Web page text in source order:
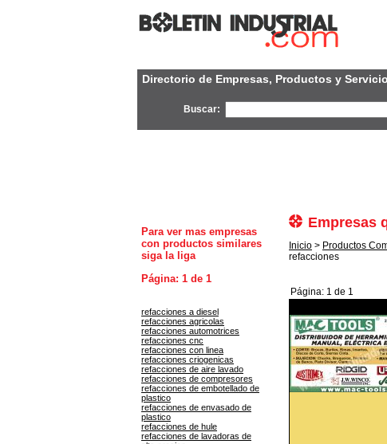
Directorio de Empresas, Productos y
Buscar:
Para ver mas empresas
con productos similares
siga la liga
Página: 1 de 1
refacciones a diesel
refacciones agricolas
refacciones automotrices
refacciones cnc
refacciones con linea
refacciones criogenicas
refacciones de aire lavado
refacciones de compresores
refacciones de embotellado de
plastico
refacciones de envasado de
plastico
refacciones de hule
refacciones de lavadoras de
Empresas
Inicio > Productos
refacciones
Página: 1 de 1